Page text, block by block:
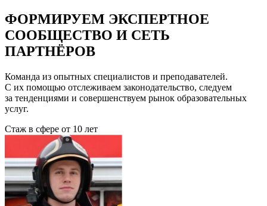
ФОРМИРУЕМ ЭКСПЕРТНОЕ
СООБЩЕСТВО И СЕТЬ
ПАРТНЁРОВ
Команда из опытных специалистов и преподавателей.
С их помощью отслеживаем законодательство, следуем
за тенденциями и совершенствуем рынок образовательных
услуг.
Стаж в сфере от 10 лет